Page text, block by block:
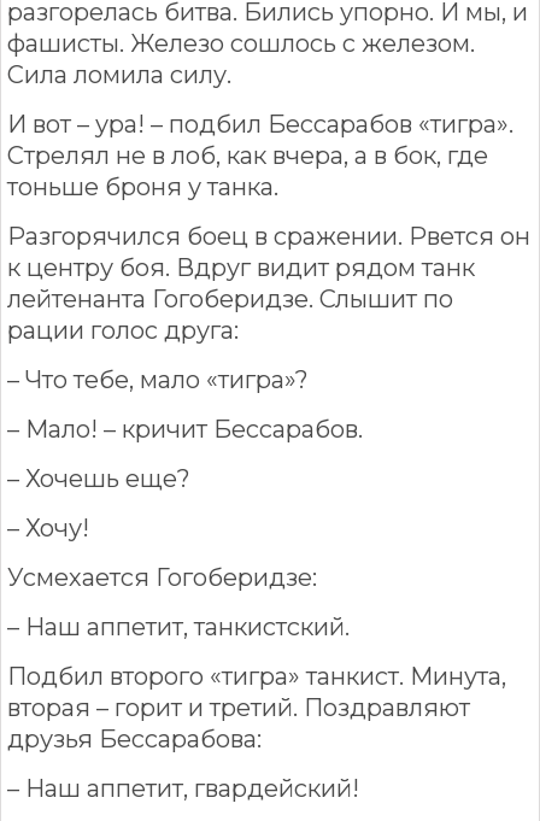
разгорелась битва. Бились упорно. И мы, и
фашисты. Железо сошлось с железом.
Сила ломила силу.
И вот – ура! – подбил Бессарабов «тигра».
Стрелял не в лоб, как вчера, а в бок, где
тоньше броня у танка.
Разгорячился боец в сражении. Рвется он
к центру боя. Вдруг видит рядом танк
лейтенанта Гогоберидзе. Слышит по
рации голос друга:
– Что тебе, мало «тигра»?
– Мало! – кричит Бессарабов.
– Хочешь еще?
– Хочу!
Усмехается Гогоберидзе:
– Наш аппетит, танкистский.
Подбил второго «тигра» танкист. Минута,
вторая – горит и третий. Поздравляют
друзья Бессарабова:
– Наш аппетит, гвардейский!